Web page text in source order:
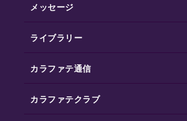
メッセージ
ライブラリー
カラファテ通信
カラファテクラブ